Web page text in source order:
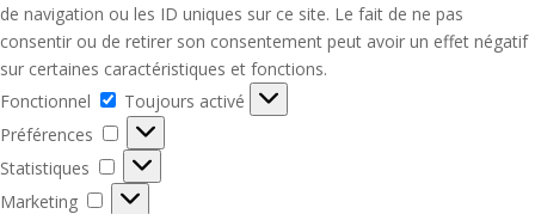
de navigation ou les ID uniques sur ce site. Le fait de ne pas
consentir ou de retirer son consentement peut avoir un effet négatif
sur certaines caractéristiques et fonctions.
Fonctionnel
Fonctionnel
Toujours activé
Préférences
Préférences
Statistiques
Statistiques
Marketing
Marketing